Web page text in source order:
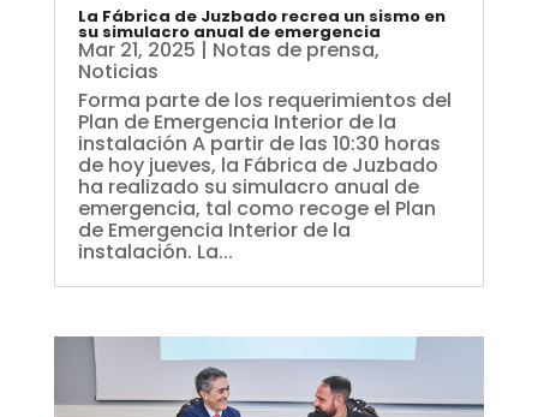
La Fábrica de Juzbado recrea un sismo en
su simulacro anual de emergencia
Mar 21, 2025 | Notas de prensa,
Noticias
Forma parte de los requerimientos del
Plan de Emergencia Interior de la
instalación A partir de las 10:30 horas
de hoy jueves, la Fábrica de Juzbado
ha realizado su simulacro anual de
emergencia, tal como recoge el Plan
de Emergencia Interior de la
instalación. La...